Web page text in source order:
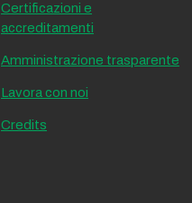
Certificazioni e
accreditamenti
Amministrazione trasparente
Lavora con noi
Credits